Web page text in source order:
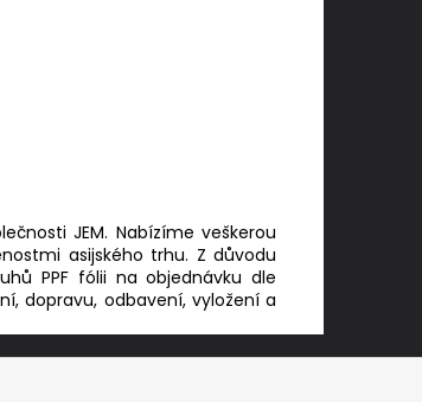
JEM. Nabízíme veškerou
asijského trhu. Z důvodu
PPF fólii na objednávku dle
dopravu, odbavení, vyložení a